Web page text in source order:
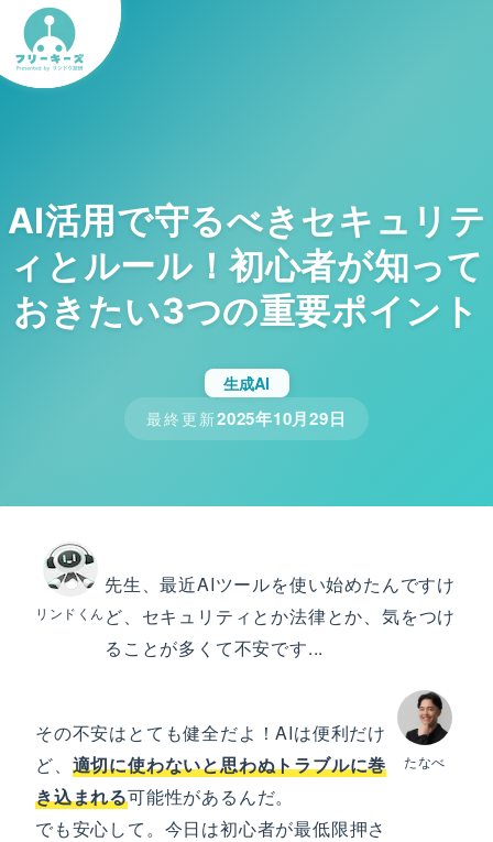
AI活用で守るべきセキュリテ
ィとルール！初心者が知って
おきたい3つの重要ポイント
生成AI
最終更新2025年10月29日
リンドくん
先生、最近AIツールを使い始めたんですけ
ど、セキュリティとか法律とか、気をつけ
ることが多くて不安です...
たなべ
その不安はとても健全だよ！AIは便利だけ
ど、 適切に使わないと思わぬトラブルに巻
き込まれる可能性があるんだ。
でも安心して。今日は初心者が最低限押さ